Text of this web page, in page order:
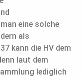
eine solche
als
kann die HV dem
laut dem
lediglich